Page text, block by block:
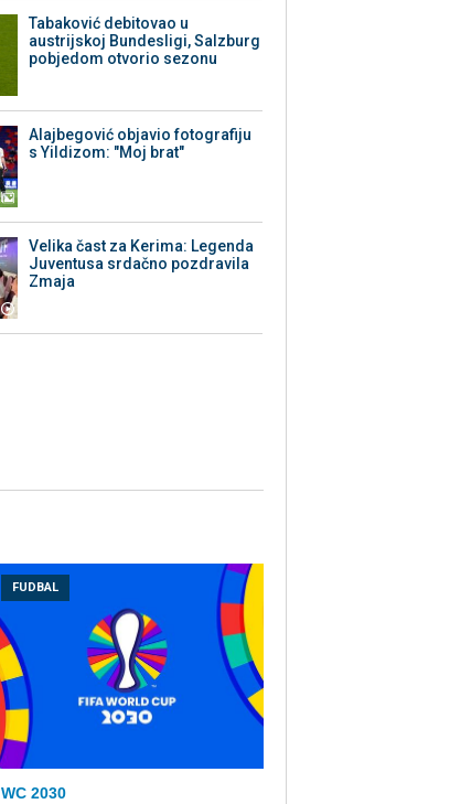
Tabaković debitovao u
austrijskoj Bundesligi, Salzburg
pobjedom otvorio sezonu
Alajbegović objavio fotografiju
s Yildizom: "Moj brat"
Velika čast za Kerima: Legenda
Juventusa srdačno pozdravila
Zmaja
FUDBAL
WC 2030